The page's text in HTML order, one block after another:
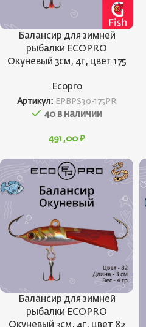
Балансир для зимней
рыбалки ECOPRO
Окуневый 3см, 4г, цвет 175
Ecopro
Артикул: EPBPS30-175PR
40 в наличии
491,00 ₽
Балансир для зимней
рыбалки ECOPRO
Окуневый 3см, 4г, цвет 82